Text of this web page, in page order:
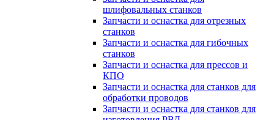
шлифовальных станков
Запчасти и оснастка для отрезных
станков
Запчасти и оснастка для гибочных
станков
Запчасти и оснастка для прессов и
КПО
Запчасти и оснастка для станков для
обработки проводов
Запчасти и оснастка для станков для